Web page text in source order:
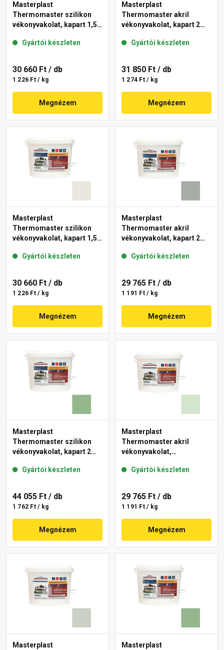
Masterplast
Thermomaster szilikon
vékonyvakolat, kapart 1,5
Gyártói készleten
30 660 Ft / db
1 226 Ft / kg
Megnézem
Masterplast
Thermomaster akril
vékonyvakolat, kapart 2
Gyártói készleten
31 850 Ft / db
1 274 Ft / kg
Megnézem
Masterplast
Thermomaster szilikon
vékonyvakolat, kapart 1,5
Gyártói készleten
30 660 Ft / db
1 226 Ft / kg
Megnézem
Masterplast
Thermomaster akril
vékonyvakolat, kapart 2
Gyártói készleten
29 765 Ft / db
1 191 Ft / kg
Megnézem
Masterplast
Thermomaster szilikon
vékonyvakolat, kapart 2
Gyártói készleten
44 055 Ft / db
1 762 Ft / kg
Megnézem
Masterplast
Thermomaster akril
vékonyvakolat,
41-E 25 kg
Gyártói készleten
29 765 Ft / db
1 191 Ft / kg
Megnézem
Masterplast
Masterplast